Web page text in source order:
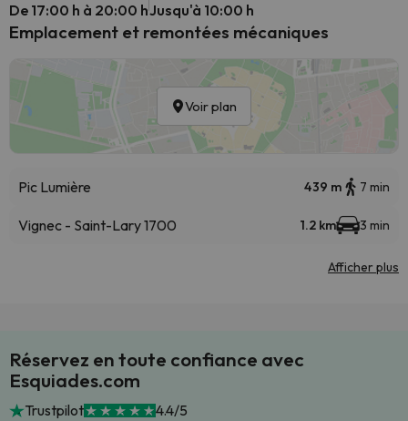
De 17:00 h à 20:00 hJusqu'à 10:00 h
Emplacement et remontées mécaniques
Voir plan
Pic Lumière 439 m 7 min
Vignec - Saint-Lary 1700 1.2 km 3 min
Afficher plus
Réservez en toute confiance avec
Esquiades.com
Trustpilot 4.4/5